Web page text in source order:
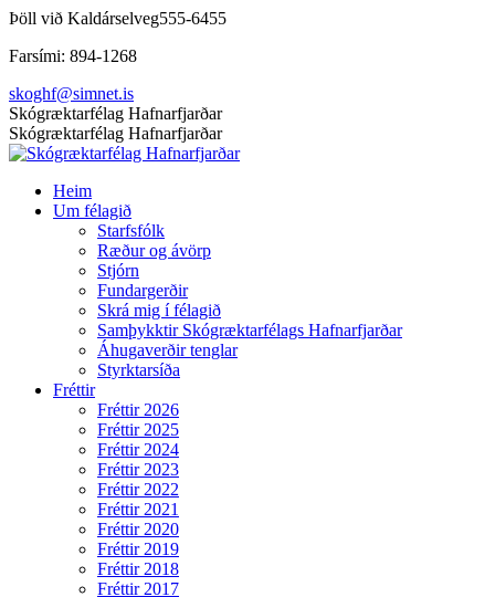
Skip
content
Þöll við Kaldárselveg555-6455
Farsími: 894-1268
skoghf@simnet.is
Facebook
page
opens
new
window
Skógræktarfélag Hafnarfjarðar
Skógræktarfélag Hafnarfjarðar
Heim
Um félagið
Starfsfólk
Ræður og ávörp
Stjórn
Fundargerðir
Skrá mig í félagið
Samþykktir Skógræktarfélags Hafnarfjarðar
Áhugaverðir tenglar
Styrktarsíða
Fréttir
Fréttir 2026
Fréttir 2025
Fréttir 2024
Fréttir 2023
Fréttir 2022
Fréttir 2021
Fréttir 2020
Fréttir 2019
Fréttir 2018
Fréttir 2017